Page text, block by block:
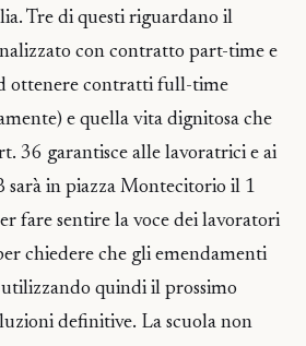
Tre di questi riguardano il
con contratto part-time e
ottenere contratti full-time
e quella vita dignitosa che
36 garantisce alle lavoratrici e ai
in piazza Montecitorio il 1
fare sentire la voce dei lavoratori
chiedere che gli emendamenti
quindi il prossimo
definitive. La scuola non